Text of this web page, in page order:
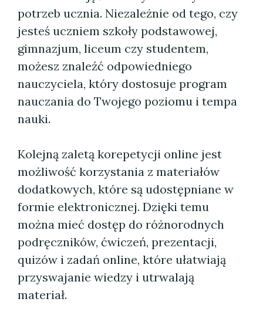
potrzeb ucznia. Niezależnie od tego, czy
jesteś uczniem szkoły podstawowej,
gimnazjum, liceum czy studentem,
możesz znaleźć odpowiedniego
nauczyciela, który dostosuje program
nauczania do Twojego poziomu i tempa
nauki.
Kolejną zaletą korepetycji online jest
możliwość korzystania z materiałów
dodatkowych, które są udostępniane w
formie elektronicznej. Dzięki temu
można mieć dostęp do różnorodnych
podręczników, ćwiczeń, prezentacji,
quizów i zadań online, które ułatwiają
przyswajanie wiedzy i utrwalają
materiał.